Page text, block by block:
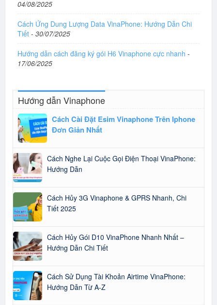
04/08/2025
Cách Ứng Dung Lượng Data VinaPhone: Hướng Dẫn Chi
Tiết - 30/07/2025
Hướng dẫn cách đăng ký gói H6 Vinaphone cực nhanh -
17/06/2025
Hướng dẫn Vinaphone
Cách Cài Đặt Esim Vinaphone Trên Iphone
Đơn Giản Nhất
Cách Nghe Lại Cuộc Gọi Điện Thoại VinaPhone:
Hướng Dẫn
Cách Hủy 3G Vinaphone & GPRS Nhanh, Chi
Tiết 2025
Cách Hủy Gói D10 VinaPhone Nhanh Nhất –
Hướng Dẫn Chi Tiết
Cách Sử Dụng Tài Khoản Airtime VinaPhone:
Hướng Dẫn Từ A-Z